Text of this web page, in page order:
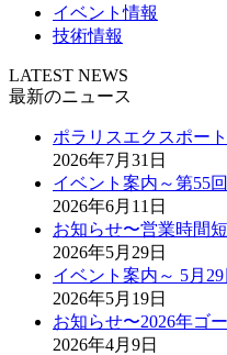
イベント情報
技術情報
LATEST NEWS
最新のニュース
ポラリスエクスポー
2026年7月31日
イベント案内～第55
2026年6月11日
お知らせ〜営業時間
2026年5月29日
イベント案内～ 5月
2026年5月19日
お知らせ〜2026年ゴ
2026年4月9日